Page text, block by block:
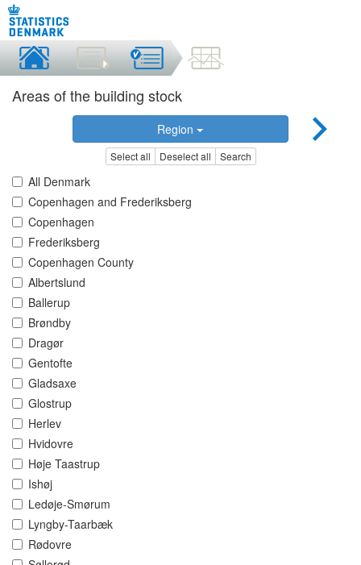
Areas of the building stock
Region
Select all Deselect all Search
All Denmark
Copenhagen and Frederiksberg
Copenhagen
Frederiksberg
Copenhagen County
Albertslund
Ballerup
Brøndby
Dragør
Gentofte
Gladsaxe
Glostrup
Herlev
Hvidovre
Høje Taastrup
Ishøj
Ledøje-Smørum
Lyngby-Taarbæk
Rødovre